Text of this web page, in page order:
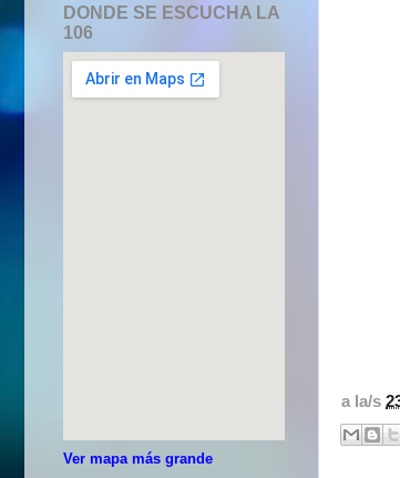
a la/s
DONDE SE ESCUCHA LA
106
Ver mapa más grande